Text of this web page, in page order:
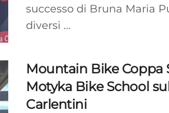
successo di Bruna Maria
diversi ...
Mountain Bike Coppa
Motyka Bike School
Carlentini